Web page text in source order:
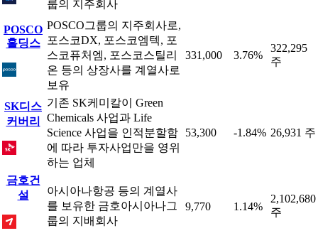
룹의 지주회사
POSCO
홀딩스
POSCO그룹의 지주회사로,
포스코DX, 포스코엠텍, 포
스코퓨처엠, 포스코스틸리
온 등의 상장사를 계열사로
보유
331,000 3.76%
322,295
주
SK디스
커버리
기존 SK케미칼이 Green
Chemicals 사업과 Life
Science 사업을 인적분할함
에 따라 투자사업만을 영위
하는 업체
53,300 -1.84% 26,931 주
금호건
설
아시아나항공 등의 계열사
를 보유한 금호아시아나그
룹의 지배회사
9,770 1.14%
2,102,680
주